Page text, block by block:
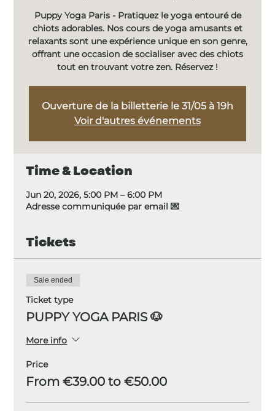
Puppy Yoga Paris - Pratiquez le yoga entouré de
chiots adorables. Nos cours de yoga amusants et
relaxants sont une expérience unique en son genre,
offrant une occasion de socialiser avec des chiots
tout en trouvant votre zen. Réservez !
Ouverture de la billetterie le 31/05 à 19h
Voir d'autres événements
Time & Location
Jun 20, 2026, 5:00 PM – 6:00 PM
Adresse communiquée par email 💌
Tickets
Sale ended
Ticket type
PUPPY YOGA PARIS 🐶
More info
Price
From €39.00 to €50.00